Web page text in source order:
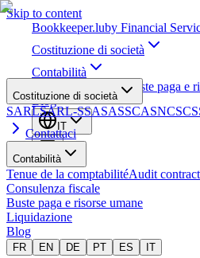
Skip to content
Bookkeeper.luby Financial
Costituzione di società
Contabilità
Consulenza fiscale Buste paga e
Blog
IT
Costituzione di società
SARLSARL-SSASASSCASNCSCS
Contattaci
Contabilità
Tenue de la comptabilitéAudit
Consulenza fiscale
Buste paga e risorse umane
Liquidazione
Blog
FR EN DE PT ES IT